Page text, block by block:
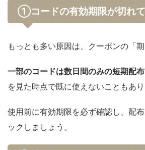
①コードの有効期限が切れ
もっとも多い原因は、クーポンの「期
一部のコードは数日間のみの短期配布
を見た時点で既に使えないこともあり
使用前に有効期限を必ず確認し、配
ックしましょう。